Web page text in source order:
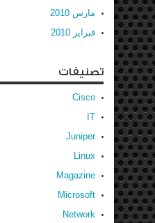
مارس 2010
فبراير 2010
تصنيفات
Cisco
IT
Juniper
Linux
Magazine
Microsoft
Network